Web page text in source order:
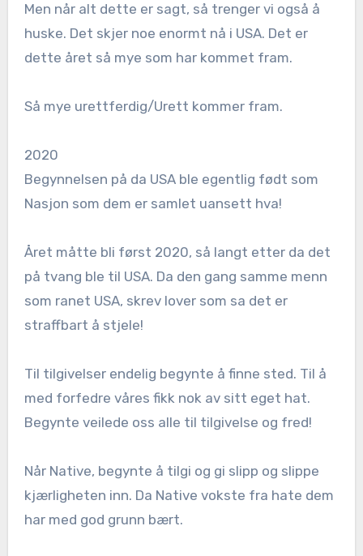
Men når alt dette er sagt, så trenger vi også å
huske. Det skjer noe enormt nå i USA. Det er
dette året så mye som har kommet fram.
Så mye urettferdig/Urett kommer fram.
2020
Begynnelsen på da USA ble egentlig født som
Nasjon som dem er samlet uansett hva!
Året måtte bli først 2020, så langt etter da det
på tvang ble til USA. Da den gang samme menn
som ranet USA, skrev lover som sa det er
straffbart å stjele!
Til tilgivelser endelig begynte å finne sted. Til å
med forfedre våres fikk nok av sitt eget hat.
Begynte veilede oss alle til tilgivelse og fred!
Når Native, begynte å tilgi og gi slipp og slippe
kjærligheten inn. Da Native vokste fra hate dem
har med god grunn bært.